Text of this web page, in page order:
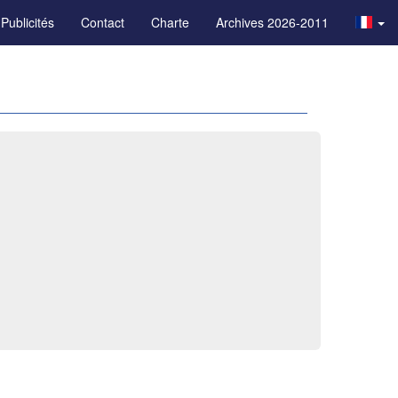
Publicités Contact Charte Archives 2026-2011